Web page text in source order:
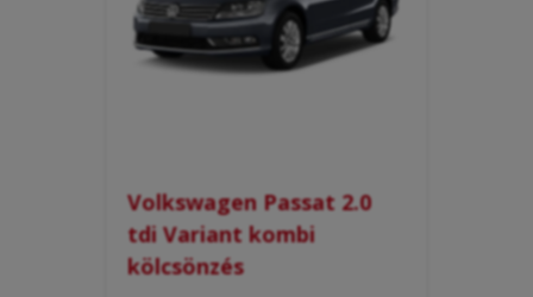
Volkswagen Passat 2.0
tdi Variant kombi
kölcsönzés